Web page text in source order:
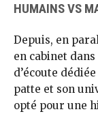
HUMAINS VS
Depuis, en
en cabinet dans
d’écoute
patte et son
opté pour une